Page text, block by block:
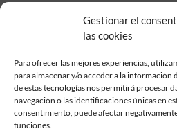
Gestionar el
las cookies
Para ofrecer las mejores experiencias,
para almacenar y/o acceder a la
de estas tecnologías nos permitirá procesar
navegación o las identificaciones únicas en
consentimiento, puede afectar
funciones.
Fundación Pastor de
Calle Serrano, 107.
915617236